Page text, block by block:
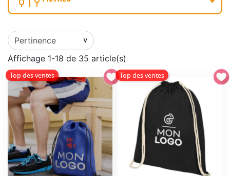
Affichage 1-18 de 35 article(s)
Top des ventes Top des ventes